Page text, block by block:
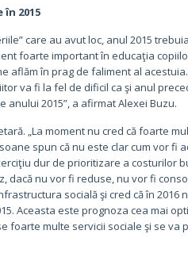
2015
care au avut loc, anul 2015
foarte important în educaţia
aflăm în prag de faliment al
va fi la fel de dificil ca şi anul
2015”, a afirmat Alexei Buzu.
„La moment nu cred că foarte
spun că nu este clar cum vor fi
dur de prioritizare a costurilor
dacă nu vor fi reduse, nu vor fi
socială şi cred că în 2016
Aceasta este prognoza cea mai
multe servicii sociale şi se va